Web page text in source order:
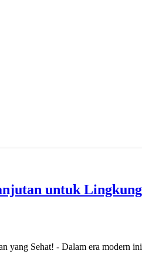
untuk
Sehat! - Dalam era modern